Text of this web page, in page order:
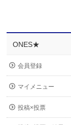
ONES★
会員登録
マイメニュー
投稿×投票